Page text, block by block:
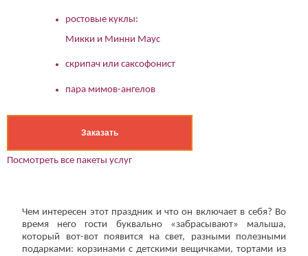
ростовые куклы:
Микки и Минни Маус
скрипач или саксофонист
пара мимов-ангелов
Заказать
Посмотреть все пакеты услуг
Чем интересен этот праздник и что он включает в себя? Во
время него гости буквально «забрасывают» малыша,
который вот-вот появится на свет, разными полезными
подарками: корзинами с детскими вещичками, тортами из